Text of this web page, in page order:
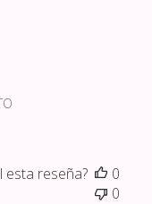
esta reseña?
0
0